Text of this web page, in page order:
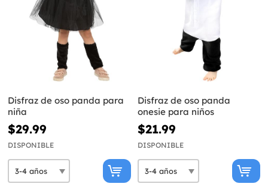
Disfraz de oso panda para
niña
$29.99
DISPONIBLE
Disfraz de oso panda
onesie para niños
$21.99
DISPONIBLE